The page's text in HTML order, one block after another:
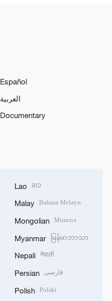
Español
العربية
Documentary
Lao ລາວ
Malay Bahasa Melayu
Mongolian Монгол
Myanmar မြန်မာဘာသာ
Nepali नेपाली
Persian فارسی
Polish Polski